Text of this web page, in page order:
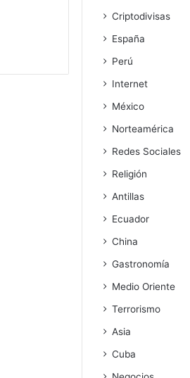
Criptodivisas
España
Perú
Internet
México
Norteamérica
Redes Sociales
Religión
Antillas
Ecuador
China
Gastronomía
Medio Oriente
Terrorismo
Asia
Cuba